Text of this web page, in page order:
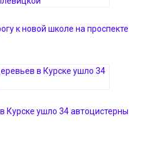
к новой школе на проспекте
Курске ушло 34 автоцистерны